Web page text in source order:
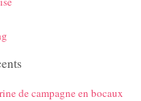
de campagne en bocaux